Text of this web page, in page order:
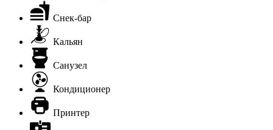
Снек-бар
Кальян
Санузел
Кондиционер
Принтер